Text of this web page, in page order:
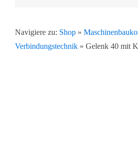
Navigiere zu: Shop»
Verbindungstechnik» Gelenk 40 mit